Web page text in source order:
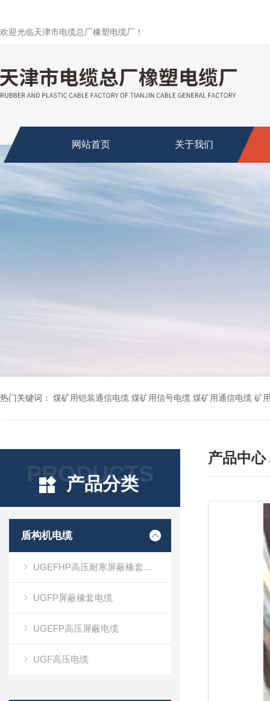
欢迎光临天津市电缆总厂橡塑电缆厂！
网站首页 关于我们
热门关键词： 煤矿用铠装通信电缆 煤矿用信号电缆 煤矿用通信电缆 矿用阻燃通信电缆 矿用监控电缆 矿用通信电缆 橡套软电缆YZ-3*1.5+1 YCW橡胶电缆3*10+1*6 船用橡套软电缆CEFR-3*2.5 煤矿用移动橡套软电缆MY3*4+1*4
PRODUCTS
产品分类
盾构机电缆
UGEFHP高压耐寒屏蔽橡套电缆
UGFP屏蔽橡套电缆
UGEFP高压屏蔽电缆
UGF高压电缆
产品中心